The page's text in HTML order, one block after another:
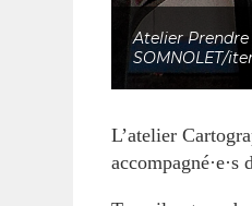
Atelier
SOMNOLET/
L’atelier